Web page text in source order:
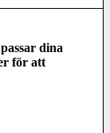
dina
för att